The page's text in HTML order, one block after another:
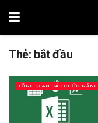
Thẻ: bắt đầu
TỔNG QUAN CÁC CHỨC NĂNG